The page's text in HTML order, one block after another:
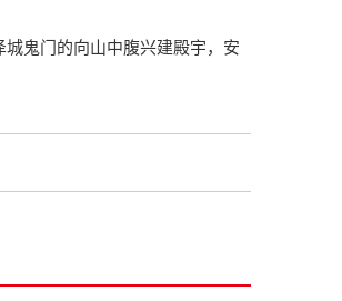
鬼门的向山中腹兴建殿宇，安